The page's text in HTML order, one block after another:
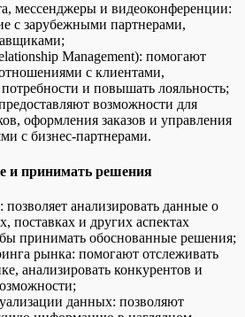
мессенджеры и видеоконференции:
с зарубежными партнерами,
Management): помогают
с клиентами,
и повышать лояльность;
возможности для
оформления заказов и управления
с бизнес-партнерами.
и принимать решения
позволяет анализировать данные о
поставках и других аспектах
принимать обоснованные решения;
рынка: помогают отслеживать
анализировать конкурентов и
данных: позволяют